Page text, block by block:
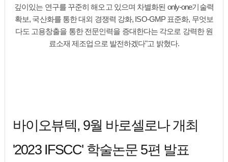
깊이있는 연구를 꾸준히 해오고 있으며 차별화된 only-one기술력
확보, 국산화를 통한 대외 경쟁력 강화, ISO-GMP 표준화, 무엇보
다도 고용창출을 통한 전문인력을 증대한다는 각오로 강력한 원
료소재 제조업으로 발전하겠다"고 밝혔다.
바이오뷰텍, 9월 바로셀로나 개최
'2023 IFSCC' 학술논문 5편 발표